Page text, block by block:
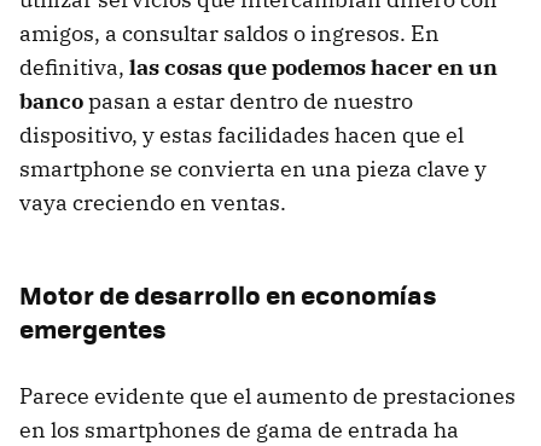
amigos, a consultar saldos o ingresos. En
definitiva, las cosas que podemos hacer en un
bancopasan a estar dentro de nuestro
dispositivo, y estas facilidades hacen que el
smartphone se convierta en una pieza clave y
vaya creciendo en ventas.
Motor de desarrollo en economías
emergentes
Parece evidente que el aumento de prestaciones
en los smartphones de gama de entrada ha